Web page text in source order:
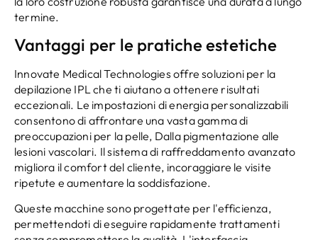
termine.
Vantaggi per le pratiche estetiche
Innovate Medical Technologies offre soluzioni per la
depilazione IPL che ti aiutano a ottenere risultati
eccezionali. Le impostazioni di energia personalizzabili
consentono di affrontare una vasta gamma di
preoccupazioni per la pelle, Dalla pigmentazione alle
lesioni vascolari. Il sistema di raffreddamento avanzato
migliora il comfort del cliente, incoraggiare le visite
ripetute e aumentare la soddisfazione.
Queste macchine sono progettate per l'efficienza,
permettendoti di eseguire rapidamente trattamenti